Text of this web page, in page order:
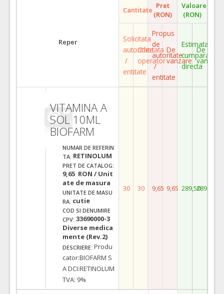
Reper
Cantitate Pret
(RON)
Valoare
(RON)
Solicitata
autoritate
/
entitate
Ofertata
operator
Propus
de
autoritate
/
entitate
De
vanzare
Estimata
cumparare
directa
De
vanzare
VITAMINA A
SOL 10ML
BIOFARM
NUMAR DE REFERIN
TA: RETINOLUM
PRET DE CATALOG:
9,65 RON / Unit
ate de masura
UNITATE DE MASU
RA: cutie
COD SI DENUMIRE
CPV: 33690000-3
Diverse medica
mente (Rev.2)
DESCRIERE: Produ
cator:BIOFARM S
A DCI:RETINOLUM
TVA: 9%
30 30 9,65 9,65 289,50289,50